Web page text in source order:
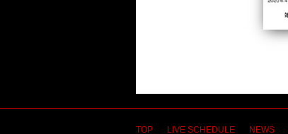
TOP LIVE SCHEDULE NEWS